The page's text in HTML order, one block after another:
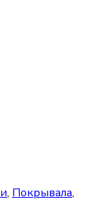
, Покрывала,